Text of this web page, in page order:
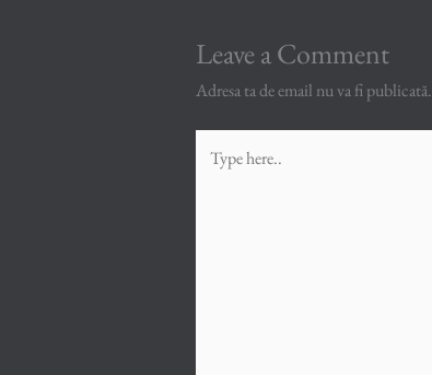
Leave a Comment
Adresa ta de email nu va fi publicată.
here..